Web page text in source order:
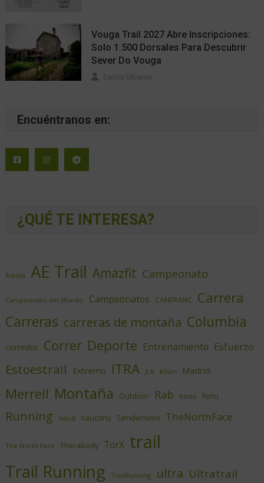
Vouga Trail 2027 Abre Inscripciones:
Solo 1.500 Dorsales Para Descubrir
Sever Do Vouga
Carlos Ultrarun
Encuéntranos en:
¿QUÉ TE INTERESA?
Adidas AE Trail Amazfit Campeonato
Campeonato del Mundo Campeonatos CANFRANC
Carrera
Carreras carreras de montaña Columbia
corredor Correr Deporte Entrenamiento Esfuerzo
Estoestrail Extremo ITRA JLB Kilian Madrid
Merrell Montaña Outdoor Rab Radio Reloj
Running Salud saucony Senderismo TheNorthFace
The North Face Therabody TorX trail
Trail Running TrailRunning ultra Ultratrail